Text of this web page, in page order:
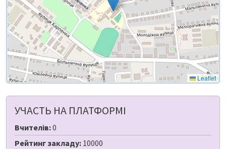
Leaflet
УЧАСТЬ НА ПЛАТФОРМІ
Вчителів:0
Рейтинг закладу: 10000